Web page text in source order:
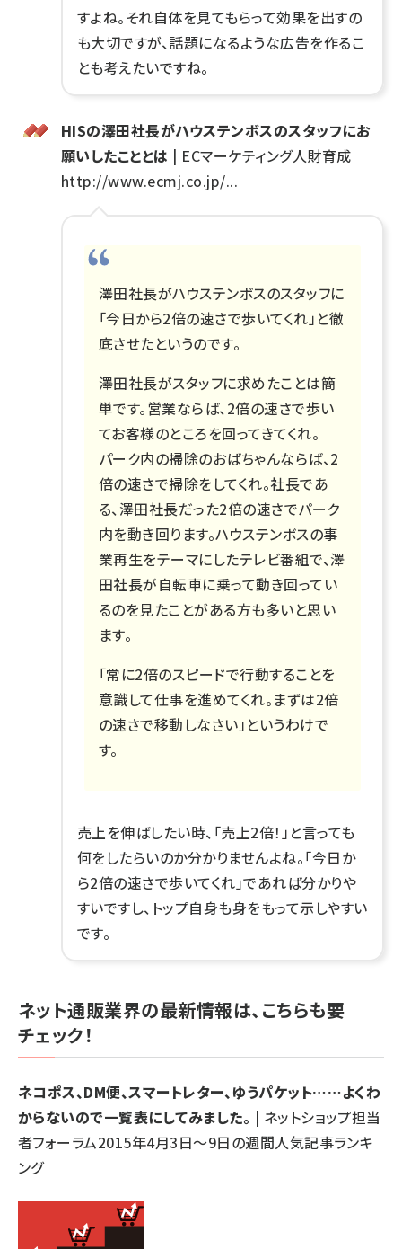
すよね。それ自体を見てもらって効果を出すの
も大切ですが、話題になるような広告を作るこ
とも考えたいですね。
HISの澤田社長がハウステンボスのスタッフにお
願いしたこととは | ECマーケティング人財育成
http://www.ecmj.co.jp/...
澤田社長がハウステンボスのスタッフに
「今日から2倍の速さで歩いてくれ」と徹
底させたというのです。
澤田社長がスタッフに求めたことは簡
単です。営業ならば、2倍の速さで歩い
てお客様のところを回ってきてくれ。
パーク内の掃除のおばちゃんならば、2
倍の速さで掃除をしてくれ。社長であ
る、澤田社長だった2倍の速さでパーク
内を動き回ります。ハウステンボスの事
業再生をテーマにしたテレビ番組で、澤
田社長が自転車に乗って動き回ってい
るのを見たことがある方も多いと思い
ます。
「常に2倍のスピードで行動することを
意識して仕事を進めてくれ。まずは2倍
の速さで移動しなさい」というわけで
す。
売上を伸ばしたい時、「売上2倍！」と言っても
何をしたらいのか分かりませんよね。「今日か
ら2倍の速さで歩いてくれ」であれば分かりや
すいですし、トップ自身も身をもって示しやすい
です。
ネット通販業界の最新情報は、こちらも要
チェック！
ネコポス、DM便、スマートレター、ゆうパケット……よくわ
からないので一覧表にしてみました。 | ネットショップ担当
者フォーラム2015年4月3日～9日の週間人気記事ランキ
ング